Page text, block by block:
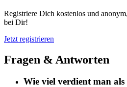
Registriere Dich kostenlos und
bei Dir!
Jetzt registrieren
Fragen & Antworten
Wie viel verdient man